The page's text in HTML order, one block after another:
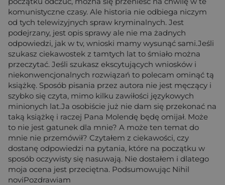
komunistyczne czasy. Ale historia nie odbiega niczym
od tych telewizyjnych spraw kryminalnych. Jest
podejrzany, jest opis sprawy ale nie ma żadnych
odpowiedzi, jak w tv, wnioski mamy wysunąć sami.Jeśli
szukasz ciekawostek z tamtych lat to śmiało można
przeczytać. Jeśli szukasz ekscytujących wniosków i
niekonwencjonalnych rozwiązań to polecam ominąć tą
książkę. Sposób pisania przez autora nie jest męczący i
szybko się czyta, mimo kilku zawiłości językowych
minionych lat.Ja osobiście już nie dam się przekonać na
taką książkę i raczej Pana Molendę będę omijał. Może
to nie jest gatunek dla mnie? A może ten temat do
mnie nie przemówił? Czytałem z ciekawości, czy
dostanę odpowiedzi na pytania, które na początku w
sposób oczywisty się nasuwają. Nie dostałem i dlatego
moja ocena jest przeciętna. Podsumowując Nihil
noviPozdrawiam